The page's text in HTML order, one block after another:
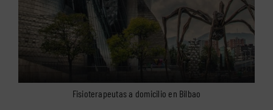
Fisioterapeutas a domicilio en Bilbao